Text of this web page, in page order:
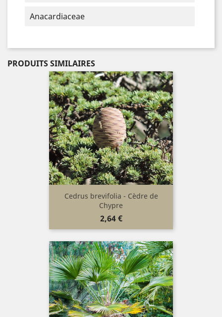
Anacardiaceae
PRODUITS SIMILAIRES
Cedrus brevifolia - Cèdre de
Chypre
Prix
2,64 €